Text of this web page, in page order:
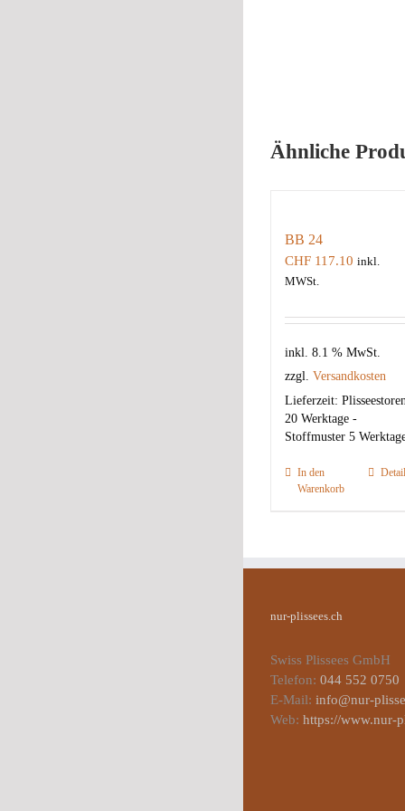
Ähnliche
BB 24
CHF117.10 inkl.
MWSt.
inkl. 8.1 % MwSt.
zzgl. Versandkosten
Lieferzeit:
20 Werktage -
Stoffmuster 5
In den
Warenkorb
nur-plissees.ch
Swiss Plissees GmbH
Telefon: 044 552 0750
E-Mail: info@nur-
Web: https://www.nur-